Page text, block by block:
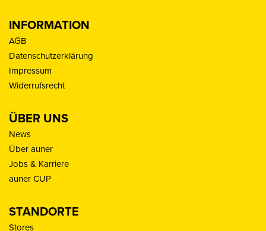
INFORMATION
AGB
Datenschutzerklärung
Impressum
Widerrufsrecht
ÜBER UNS
News
Über auner
Jobs & Karriere
auner CUP
STANDORTE
Stores